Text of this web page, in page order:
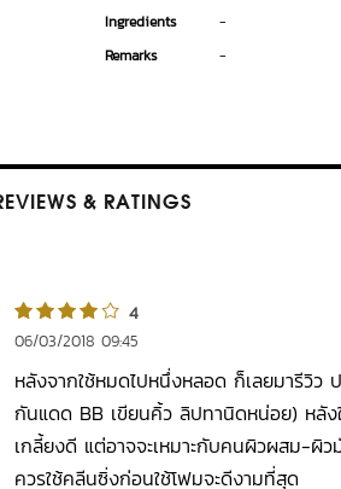
Ingredients
-
Remarks
-
& RATINGS
4
06/03/2018 09:45
หลังจากใช้หมดไปหนึ่งหลอด ก็เลยมารีวิ
กันแดด BB เขียนคิ้ว ลิปทานิดหน่อย) หลัง
เกลี้ยงดี แต่อาจจะเหมาะกับคนผิวผสม-ผิ
ควรใช้คลีนซิ่งก่อนใช้โฟมจะดีงามที่สุด